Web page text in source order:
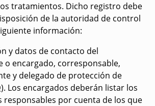
tratamientos. Dicho registro debe
de la autoridad de control
información:
y datos de contacto del
o encargado, corresponsable,
y delegado de protección de
). Los encargados deberán listar los
responsables por cuenta de los que